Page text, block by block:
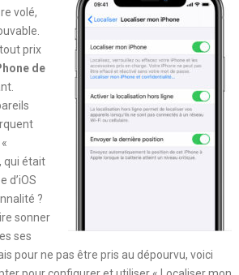
volé,
prix
de
qui était
d’iOS
?
sonner
ses
pour ne pas être pris au dépourvu, voici